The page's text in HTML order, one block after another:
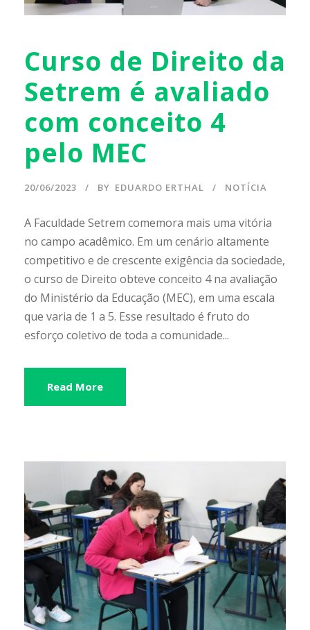
Curso de Direito da
Setrem é avaliado
com conceito 4
pelo MEC
20/06/2023 BY EDUARDO ERTHAL NOTÍCIA
A Faculdade Setrem comemora mais uma vitória
no campo acadêmico. Em um cenário altamente
competitivo e de crescente exigência da sociedade,
o curso de Direito obteve conceito 4 na avaliação
do Ministério da Educação (MEC), em uma escala
que varia de 1 a 5. Esse resultado é fruto do
esforço coletivo de toda a comunidade...
Read More